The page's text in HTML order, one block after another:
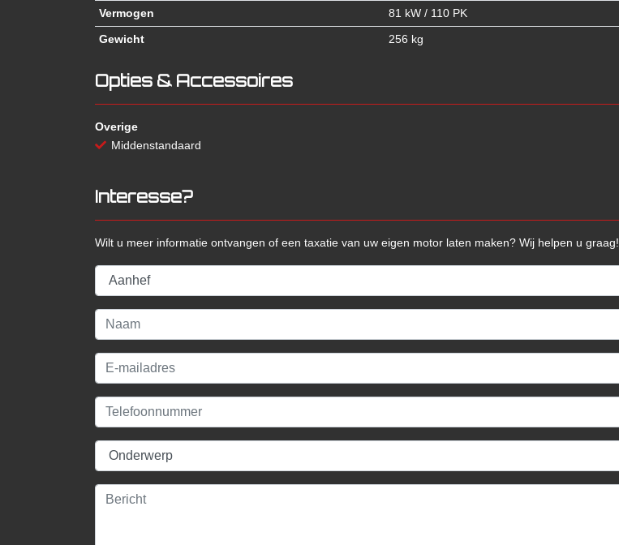
Vermogen
81 kW / 110 PK
Gewicht
256 kg
Opties & Accessoires
Overige
Middenstandaard
Interesse?
Wilt u meer informatie ontvangen of een taxatie van uw eigen motor laten maken? Wij helpen u graag!